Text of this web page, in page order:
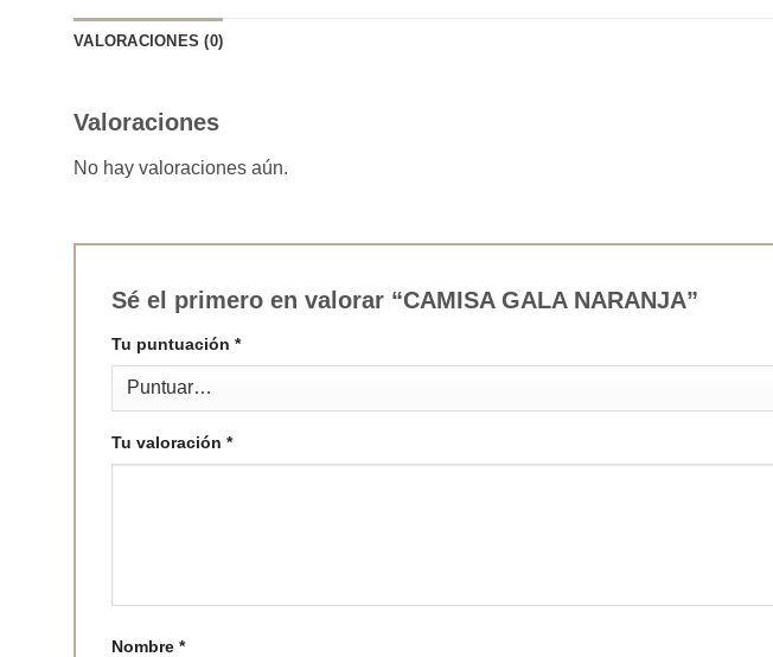
VALORACIONES (0)
Valoraciones
No hay valoraciones aún.
Sé el primero en valorar “CAMISA GALA NARANJA”
Tu puntuación *
Tu valoración *
Nombre *